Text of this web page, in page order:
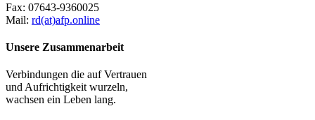
Fax: 07643-9360025
Mail: rd(at)afp.online
Unsere Zusammenarbeit
Verbindungen die auf Vertrauen
und Aufrichtigkeit wurzeln,
wachsen ein Leben lang.